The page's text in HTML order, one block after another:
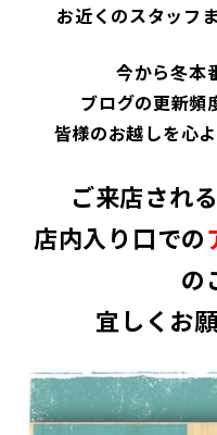
お近くのスタッフ
今から冬本
ブログの更新頻
皆様のお越しを心
ご来店され
店内入り口での
の
宜しくお